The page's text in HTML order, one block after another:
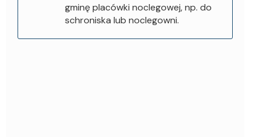
gminę placówki noclegowej, np. do
schroniska lub noclegowni.